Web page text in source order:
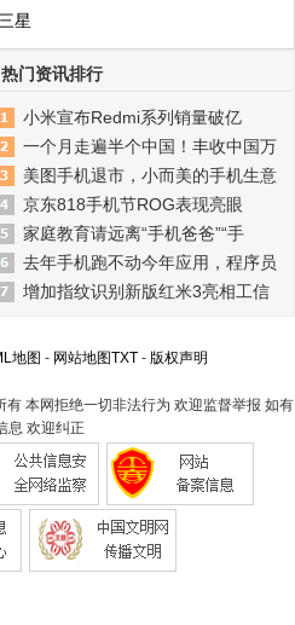
星
热门资讯排行
小米宣布Redmi系列销量破亿
一个月走遍半个中国！丰收中国万
美图手机退市，小而美的手机生意
京东818手机节ROG表现亮眼
家庭教育请远离“手机爸爸”“手
去年手机跑不动今年应用，程序员
增加指纹识别新版红米3亮相工信
地图 - 网站地图TXT- 版权声明
有 本网拒绝一切非法行为 欢迎监督举报 如有
息 欢迎纠正